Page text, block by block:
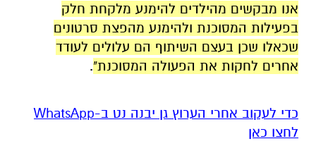
אנו מבקשים מהילדים להימנע מלקחת חלק
בפעילות המסוכנת ולהימנע מהפצת סרטונים
שכאלו שכן בעצם השיתוף הם עלולים לעודד
אחרים לחקות את הפעולה המסוכנת".
‏כדי לעקוב אחרי הערוץ גן יבנה נט ב-WhatsApp
לחצו כאן